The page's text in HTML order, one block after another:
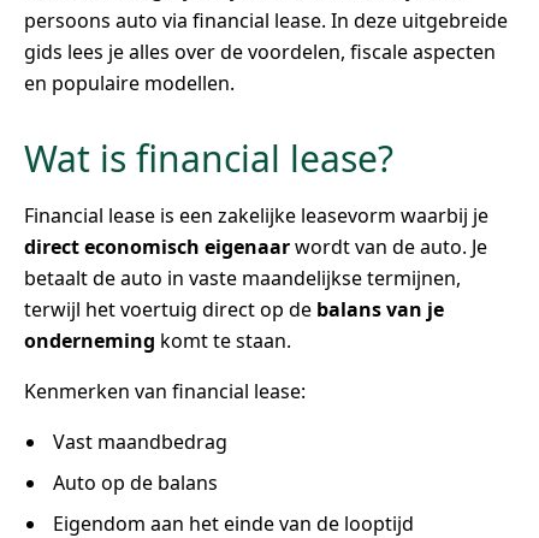
persoons auto via financial lease. In deze uitgebreide
gids lees je alles over de voordelen, fiscale aspecten
en populaire modellen.
Wat is financial lease?
Financial lease is een zakelijke leasevorm waarbij je
direct economisch eigenaarwordt van de auto. Je
betaalt de auto in vaste maandelijkse termijnen,
terwijl het voertuig direct op de balans van je
onderneming komt te staan.
Kenmerken van financial lease:
Vast maandbedrag
Auto op de balans
Eigendom aan het einde van de looptijd